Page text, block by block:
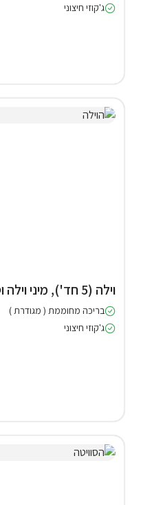
ג'קוזי חיצוני
וילה (5 חד'), מיני וילה וסוויטה בנווה זוהר
בריכה מחוממת ( מגודרת )
ג'קוזי חיצוני